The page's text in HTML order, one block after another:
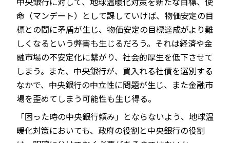
命（マンデート）として課していけば、物価安定の目
標との間に矛盾が生じ、物価安定の目標達成がより難
しくなるという弊害も生じるだろう。それは経済や金
融市場の不安定化に繋がり、社会的厚生を低下させて
しまう。また、中央銀行が、買入れる社債を選別する
なかで、中央銀行の中立性に問題が生じ、また金融市
場を歪めてしまう可能性も生じ得る。
「困った時の中央銀行頼み」とならないよう、地球温
暖化対策においても、政府の役割と中央銀行の役割